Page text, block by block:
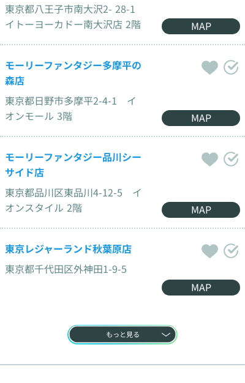
東京都八王子市南大沢2- 28-1
イトーヨーカドー南大沢店 2階
MAP
モーリーファンタジー多摩平の
森店
東京都日野市多摩平2-4-1 イ
オンモール 3階
MAP
モーリーファンタジー品川シー
サイド店
東京都品川区東品川4-12-5 イ
オンスタイル 2階
MAP
東京レジャーランド秋葉原店
東京都千代田区外神田1-9-5
MAP
もっと見る